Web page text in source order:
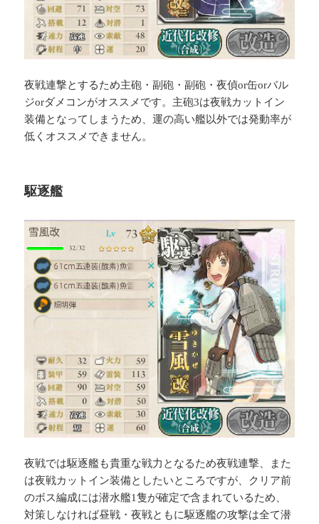
夜戦連撃とするため主砲・副砲・副砲・夜偵or缶orバル
ジorダメコンがオススメです。主砲3は夜戦カットイン
装備となってしまうため、運の高い艦以外では発動率が
低くオススメできません。
駆逐艦
夜戦では駆逐艦も貴重な戦力となるため夜戦連撃、また
は夜戦カットイン装備としたいところですが、クリア前
のボス編成には潜水艦1隻が確定で含まれているため、
対策しなければ昼戦・夜戦ともに駆逐艦の攻撃は全て潜